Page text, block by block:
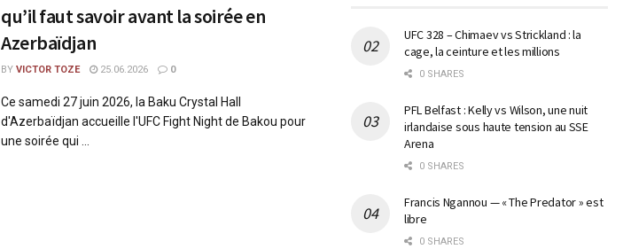
qu’il faut savoir avant la soirée en
Azerbaïdjan
BY VICTOR TOZE 25.06.2026 0
Ce samedi 27 juin 2026, la Baku Crystal Hall
d'Azerbaïdjan accueille l'UFC Fight Night de Bakou pour
une soirée qui ...
UFC 328 – Chimaev vs Strickland : la
cage, la ceinture et les millions
0 SHARES
PFL Belfast : Kelly vs Wilson, une nuit
irlandaise sous haute tension au SSE
Arena
0 SHARES
Francis Ngannou — « The Predator » est
libre
0 SHARES